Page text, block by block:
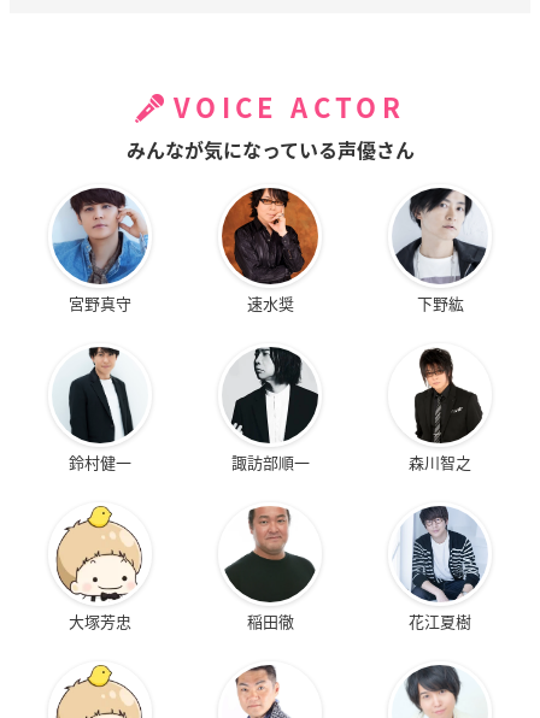
VOICE ACTOR
みんなが気になっている声優さん
宮野真守 速水奨 下野紘
鈴村健一 諏訪部順一 森川智之
大塚芳忠 稲田徹 花江夏樹